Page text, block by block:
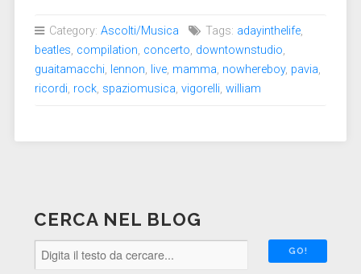
Category: Ascolti/Musica Tags: adayinthelife,
beatles, compilation, concerto, downtownstudio,
guaitamacchi, lennon, live, mamma, nowhereboy, pavia,
ricordi, rock, spaziomusica, vigorelli, william
CERCA NEL BLOG